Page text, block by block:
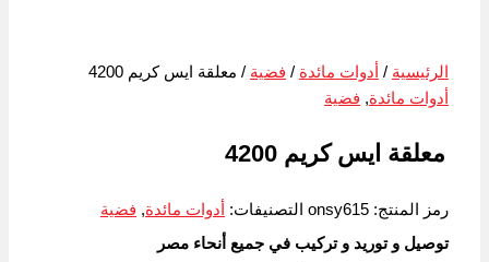
الرئيسية / أدوات مائدة / فضية / معلقة ايس كريم 4200
أدوات مائدة, فضية
معلقة ايس كريم 4200
رمز المنتج:onsy615 التصنيفات: أدوات مائدة, فضية
توصيل و توريد و تركيب في جميع أنحاء مصر